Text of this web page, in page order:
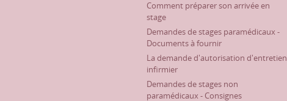
Comment préparer son arrivée en
stage
Demandes de stages paramédicaux -
Documents à fournir
La demande d'autorisation d'entretien
infirmier
Demandes de stages non
paramédicaux - Consignes